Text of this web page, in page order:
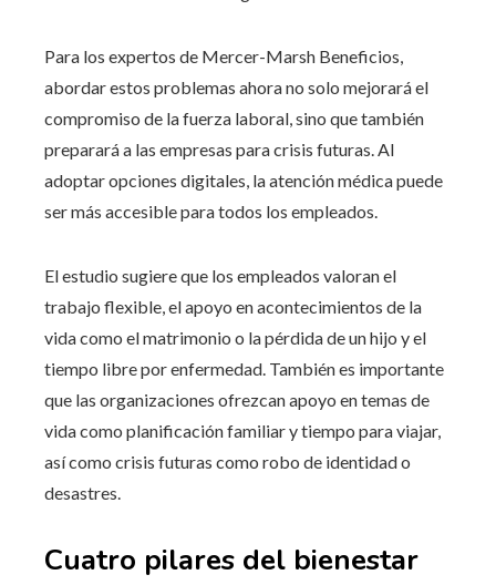
Para los expertos de Mercer-Marsh Beneficios,
abordar estos problemas ahora no solo mejorará el
compromiso de la fuerza laboral, sino que también
preparará a las empresas para crisis futuras. Al
adoptar opciones digitales, la atención médica puede
ser más accesible para todos los empleados.
El estudio sugiere que los empleados valoran el
trabajo flexible, el apoyo en acontecimientos de la
vida como el matrimonio o la pérdida de un hijo y el
tiempo libre por enfermedad. También es importante
que las organizaciones ofrezcan apoyo en temas de
vida como planificación familiar y tiempo para viajar,
así como crisis futuras como robo de identidad o
desastres.
Cuatro pilares del bienestar